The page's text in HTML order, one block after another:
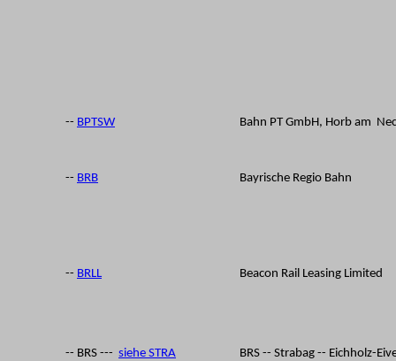
-- BPTSW Bahn PT GmbH, Horb am
-- BRB Bayrische Regio Bahn
-- BRLL Beacon Rail Leasing Limited
-- BRS --- siehe STRA BRS -- Strabag -- Eichholz-